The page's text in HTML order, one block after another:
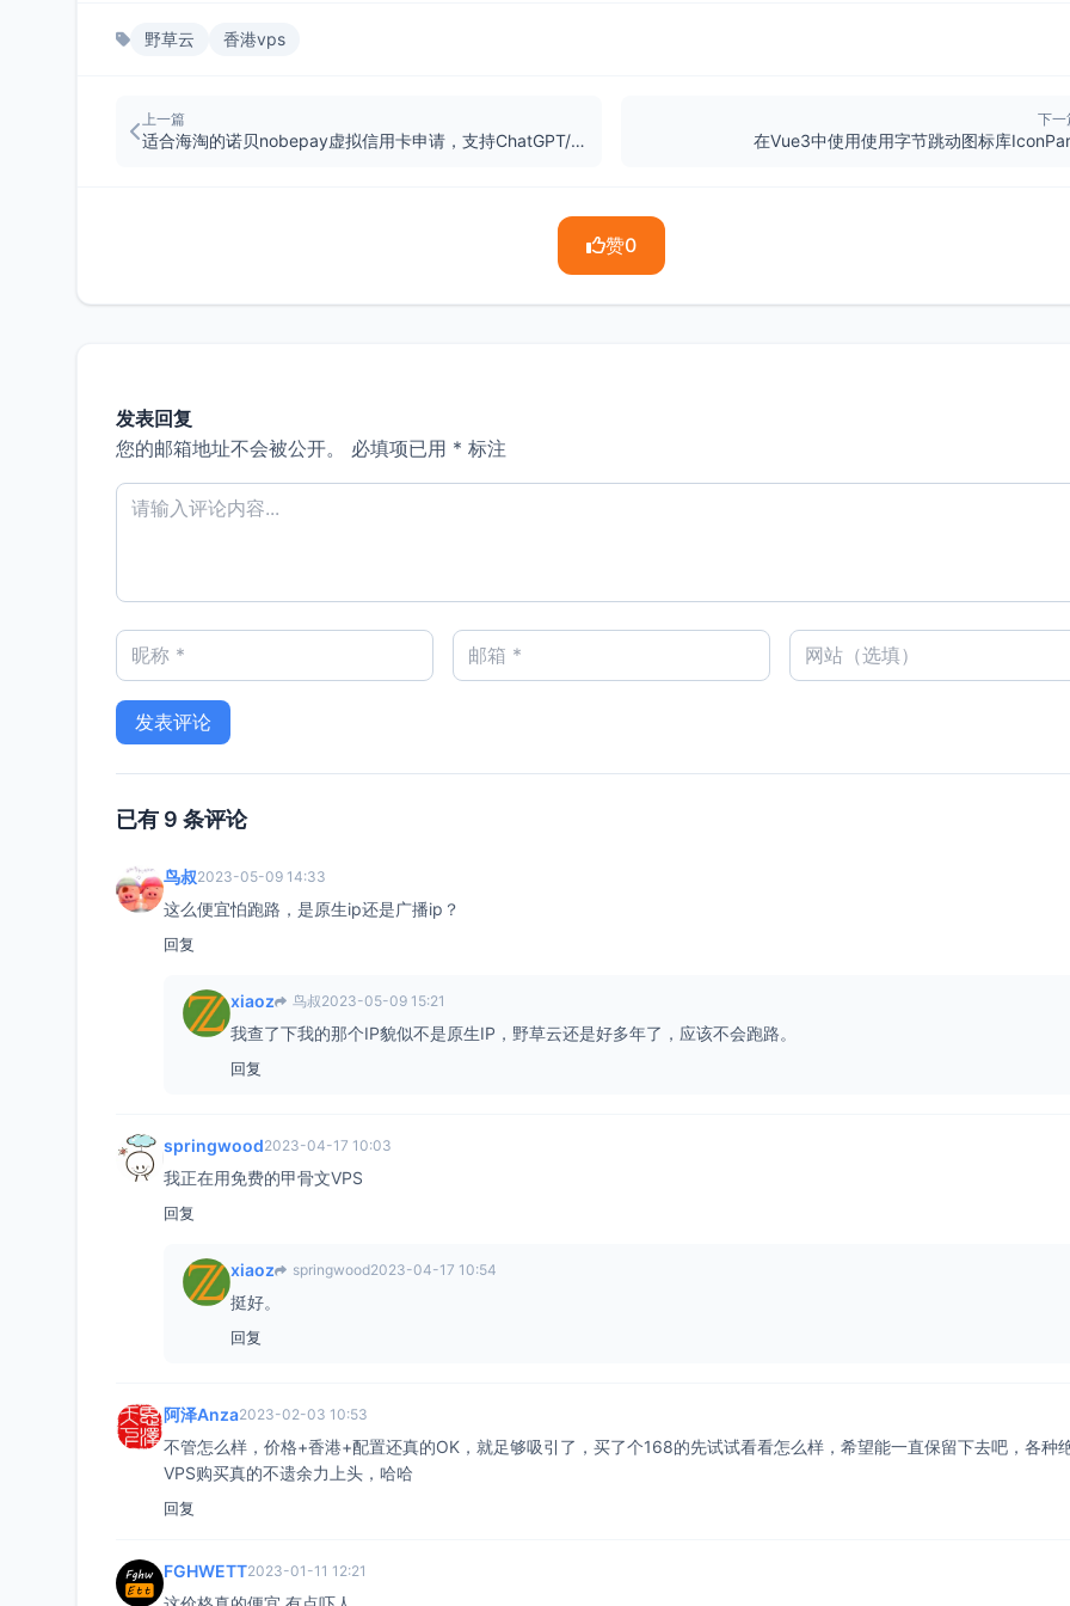
野草云 香港vps
上一篇
适合海淘的诺贝nobepay虚拟信用卡申请，支持ChatGPT/OpenAI付款
下一
在Vue3中使用使用字节跳动图标库
赞0
发表回复
您的邮箱地址不会被公开。
必填项已用 * 标注
已有 9 条评论
鸟叔2023-05-09 14:33
这么便宜怕跑路，是原生ip还是广播ip？
回复
xiaoz 鸟叔2023-05-09 15:21
我查了下我的那个IP貌似不是原生IP，野草云还是好多年了，应该不会跑路。
回复
springwood2023-04-17 10:03
我正在用免费的甲骨文VPS
回复
xiaoz springwood2023-04-17 10:54
挺好。
回复
阿泽Anza2023-02-03 10:53
不管怎么样，价格+香港+配置还真的OK，就足够吸引了，买了个168的先试试看看怎么样，希望能一直保留下去吧，各种
VPS购买真的不遗余力上头，哈哈
回复
FGHWETT2023-01-11 12:21